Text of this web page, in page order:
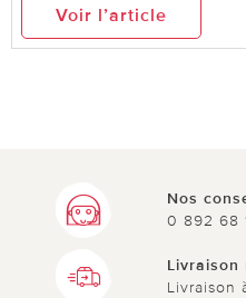
Voir l’article
Nos
0 892 68
Livraison
Livraison